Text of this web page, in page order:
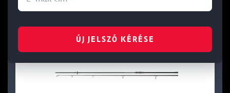
ÚJ JELSZÓ KÉRÉSE